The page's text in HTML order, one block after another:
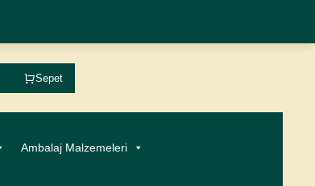
Sepet
Ambalaj Malzemeleri